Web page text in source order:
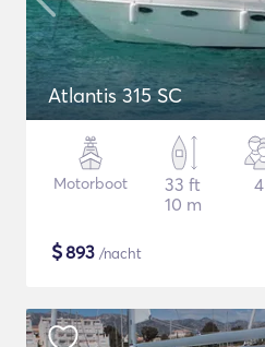
Atlantis 315 SC
Motorboot
33 ft
10 m
4
$893 /nacht